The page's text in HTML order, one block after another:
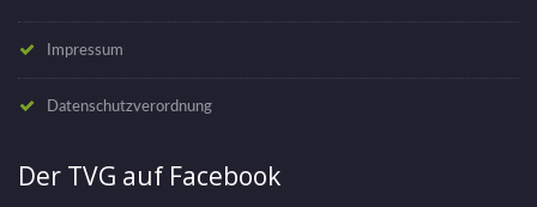
Impressum
Datenschutzverordnung
Der TVG auf Facebook